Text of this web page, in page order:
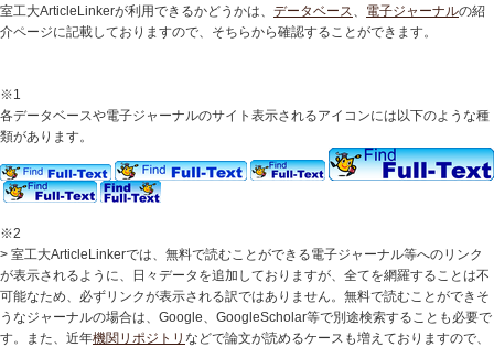
室工大ArticleLinkerが利用できるかどうかは、 データベース、 電子ジャーナルの紹
介ページに記載しておりますので、そちらから確認することができます。
※1
各データベースや電子ジャーナルのサイト表示されるアイコンには以下のような種
類があります。
※2
> 室工大ArticleLinkerでは、無料で読むことができる電子ジャーナル等へのリンク
が表示されるように、日々データを追加しておりますが、全てを網羅することは不
可能なため、必ずリンクが表示される訳ではありません。無料で読むことができそ
うなジャーナルの場合は、Google、GoogleScholar等で別途検索することも必要で
す。また、近年機関リポジトリ などで論文が読めるケースも増えておりますので、